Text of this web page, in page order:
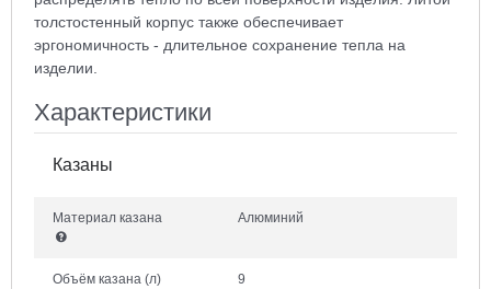
толстостенный корпус также обеспечивает
эргономичность - длительное сохранение тепла на
изделии.
Характеристики
Казаны
Материал казана Алюминий
Объём казана (л) 9